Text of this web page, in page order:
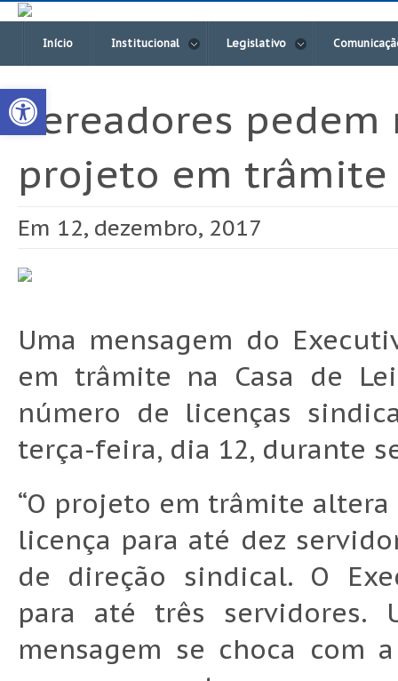
Open toolbar
Início Institucional Legislativo
Vereadores
projeto em trâmite
Em 12, dezembro, 2017
Uma mensagem do
em trâmite na Casa de
número de licenças
terça-feira, dia 12, durante
“O projeto em trâmite altera
licença para até dez
de direção sindical. O
para até três servidores.
mensagem se choca com